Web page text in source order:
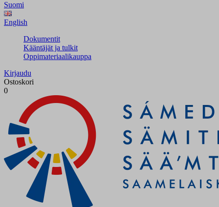
Suomi
English
Dokumentit
Kääntäjät ja tulkit
Oppimateriaalikauppa
Kirjaudu
Ostoskori
0